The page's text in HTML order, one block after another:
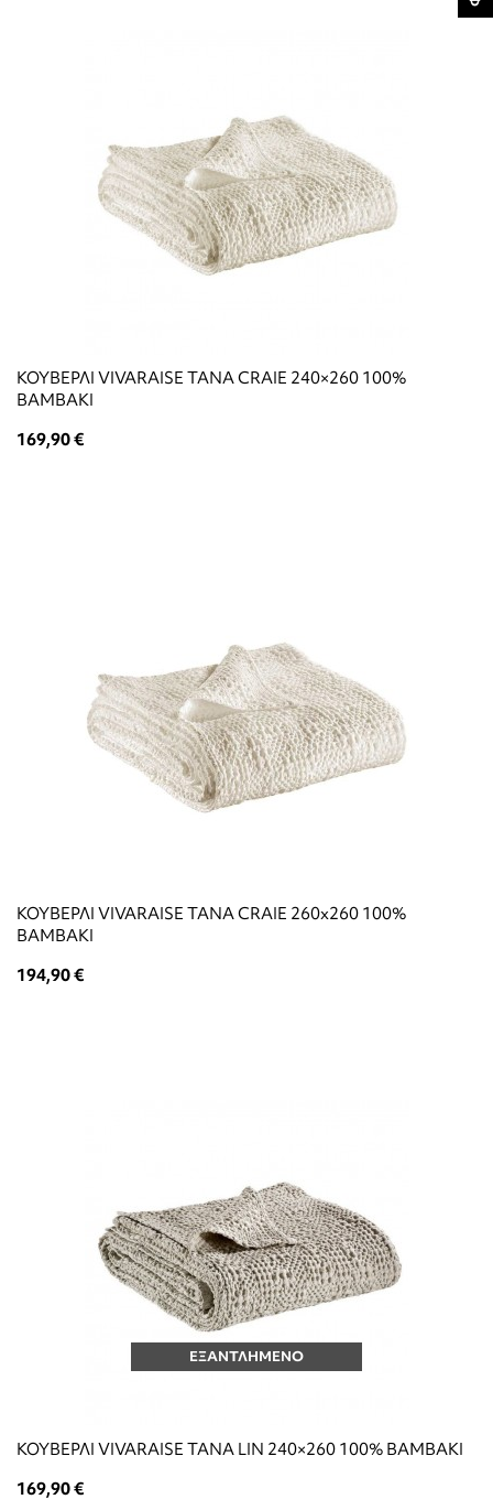
ΚΟΥΒΕΡΛΙ VIVARAISE TANA CRAIE 240×260 100%
ΒΑΜΒΑΚΙ
169,90 €
ΚΟΥΒΕΡΛΙ VIVARAISE TANA CRAIE 260x260 100%
ΒΑΜΒΑΚΙ
194,90 €
ΕΞΑΝΤΛΗΜΕΝΟ
ΚΟΥΒΕΡΛΙ VIVARAISE TANA LIN 240×260 100% ΒΑΜΒΑΚΙ
169,90 €